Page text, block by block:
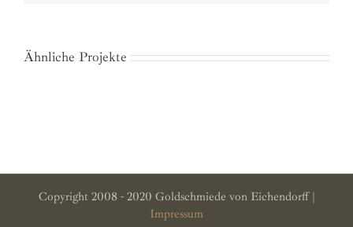
Ähnliche Projekte
Copyright 2008 - 2020 Goldschmiede von Eichendorff |
Impressum